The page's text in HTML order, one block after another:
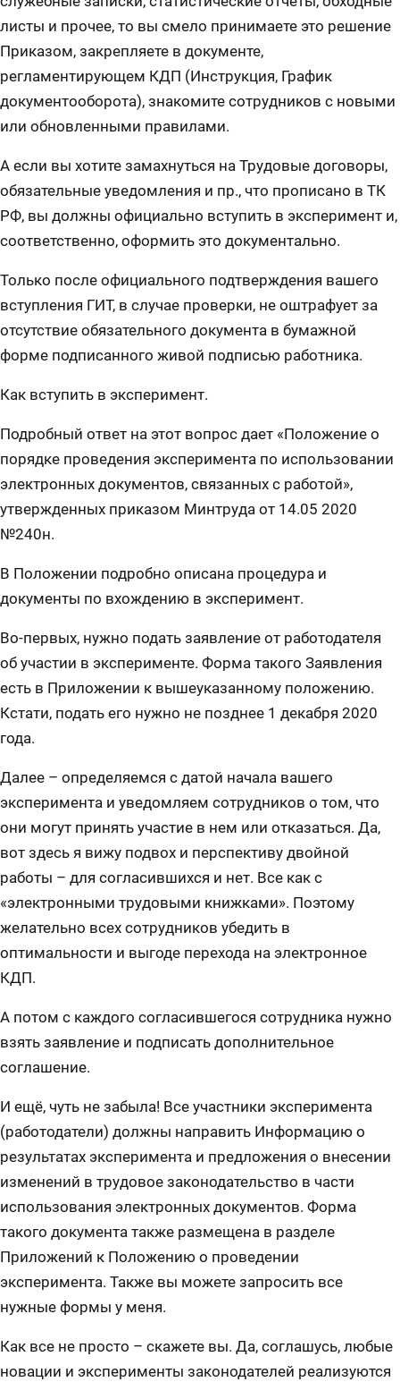
листы и прочее, то вы смело принимаете это решение
Приказом, закрепляете в документе,
регламентирующем КДП (Инструкция, График
документооборота), знакомите сотрудников с новыми
или обновленными правилами.
А если вы хотите замахнуться на Трудовые договоры,
обязательные уведомления и пр., что прописано в ТК
РФ, вы должны официально вступить в эксперимент и,
соответственно, оформить это документально.
Только после официального подтверждения вашего
вступления ГИТ, в случае проверки, не оштрафует за
отсутствие обязательного документа в бумажной
форме подписанного живой подписью работника.
Как вступить в эксперимент.
Подробный ответ на этот вопрос дает «Положение о
порядке проведения эксперимента по использовании
электронных документов, связанных с работой»,
утвержденных приказом Минтруда от 14.05 2020
№240н.
В Положении подробно описана процедура и
документы по вхождению в эксперимент.
Во-первых, нужно подать заявление от работодателя
об участии в эксперименте. Форма такого Заявления
есть в Приложении к вышеуказанному положению.
Кстати, подать его нужно не позднее 1 декабря 2020
года.
Далее – определяемся с датой начала вашего
эксперимента и уведомляем сотрудников о том, что
они могут принять участие в нем или отказаться. Да,
вот здесь я вижу подвох и перспективу двойной
работы – для согласившихся и нет. Все как с
«электронными трудовыми книжками». Поэтому
желательно всех сотрудников убедить в
оптимальности и выгоде перехода на электронное
КДП.
А потом с каждого согласившегося сотрудника нужно
взять заявление и подписать дополнительное
соглашение.
И ещё, чуть не забыла! Все участники эксперимента
(работодатели) должны направить Информацию о
результатах эксперимента и предложения о внесении
изменений в трудовое законодательство в части
использования электронных документов. Форма
такого документа также размещена в разделе
Приложений к Положению о проведении
эксперимента. Также вы можете запросить все
нужные формы у меня.
Как все не просто – скажете вы. Да, соглашусь, любые
новации и эксперименты законодателей реализуются